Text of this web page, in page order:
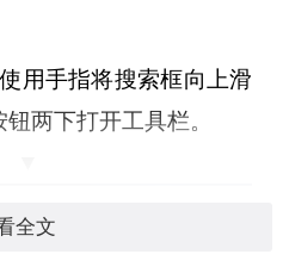
用手指将搜索框向上滑
两下打开工具栏。
全文